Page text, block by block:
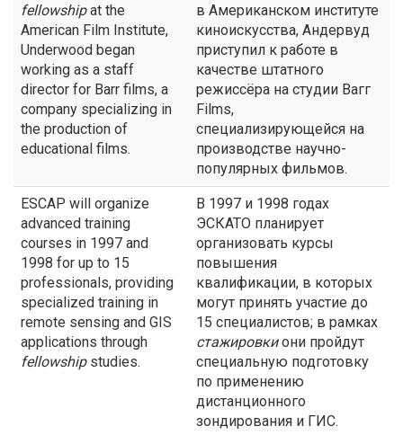
fellowshipat the
American Film Institute,
Underwood began
working as a staff
director for Barr films, a
company specializing in
the production of
educational films.
в Американском институте
киноискусства, Андервуд
приступил к работе в
качестве штатного
режиссёра на студии Вагг
Films,
специализирующейся на
производстве научно-
популярных фильмов.
ESCAP will organize
advanced training
courses in 1997 and
1998 for up to 15
professionals, providing
specialized training in
remote sensing and GIS
applications through
fellowshipstudies.
В 1997 и 1998 годах
ЭСКАТО планирует
организовать курсы
повышения
квалификации, в которых
могут принять участие до
15 специалистов; в рамках
стажировкиони пройдут
специальную подготовку
по применению
дистанционного
зондирования и ГИС.